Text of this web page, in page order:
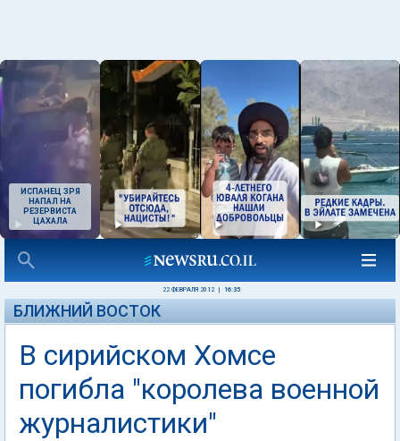
ИСПАНЕЦ ЗРЯ
НАПАЛ НА
РЕЗЕРВИСТА
ЦАХАЛА
22 ФЕВРАЛЯ 2012 16:35
БЛИЖНИЙ ВОСТОК
В сирийском Хомсе
погибла "королева военной
журналистики"